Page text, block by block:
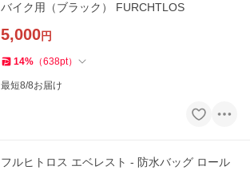
バイク用（ブラック） FURCHTLOS
5,000円
14% （638pt）
最短8/8お届け
フルヒトロス エベレスト - 防水バッグ ロール